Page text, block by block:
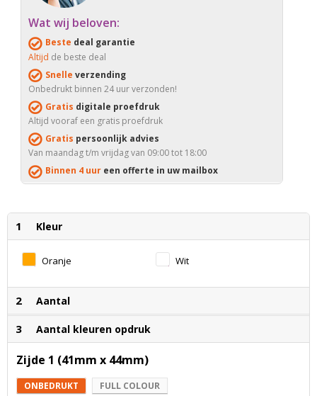
Wat wij beloven:
Beste deal garantie
Altijd de beste deal
Snelle verzending
Onbedrukt binnen 24 uur verzonden!
Gratis digitale proefdruk
Altijd vooraf een gratis proefdruk
Gratis persoonlijk advies
Van maandag t/m vrijdag van 09:00 tot 18:00
Binnen 4 uur een offerte in uw mailbox
1 Kleur
Oranje Wit
2 Aantal
3 Aantal kleuren opdruk
Zijde 1 (41mm x 44mm)
ONBEDRUKT FULL COLOUR